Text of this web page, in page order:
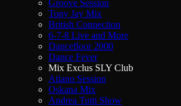
Groove Session
Tony Jay Mix
British Connection
6-7-8 Live and More
Dancefloor 2000
Dance Fever
Mix Exclus SLY Club
Atiano Session
Oskana Mix
Andrea Tutti Show